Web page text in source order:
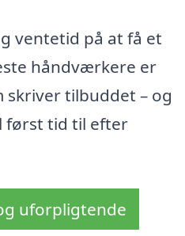
ventetid på at få et
håndværkere er
skriver tilbuddet – og
først tid til efter
uforpligtende